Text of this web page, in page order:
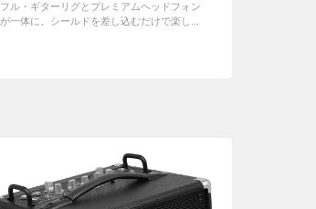
フル・ギターリグとプレミアムヘッドフォン
が一体に。シールドを差し込むだけで楽し...